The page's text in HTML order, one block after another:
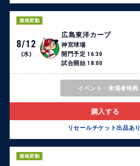
価格変動
8/12
(水)
広島東洋カープ
神宮球場
開門予定 16:30
試合開始 18:00
イベント・来場者特典
購入する
リセールチケット出品あり
価格変動